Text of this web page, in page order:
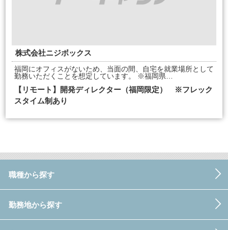
株式会社ニジボックス
福岡にオフィスがないため、当面の間、自宅を就業場所として
勤務いただくことを想定しています。 ※福岡県…
【リモート】開発ディレクター（福岡限定） ※フレック
スタイム制あり
職種から探す
勤務地から探す